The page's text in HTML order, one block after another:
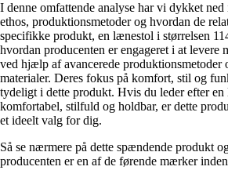
I denne omfattende analyse har vi dykket
ethos, produktionsmetoder og hvordan de
specifikke produkt, en lænestol i størrelsen
hvordan producenten er engageret i at levere
ved hjælp af avancerede produktionsmetoder
materialer. Deres fokus på komfort, stil og
tydeligt i dette produkt. Hvis du leder efter en
komfortabel, stilfuld og holdbar, er dette
et ideelt valg for dig.
Så se nærmere på dette spændende produkt
producenten er en af ​​de førende mærker